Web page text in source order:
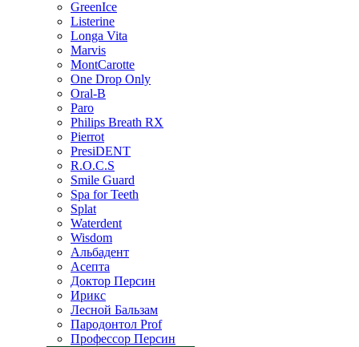
GreenIce
Listerine
Longa Vita
Marvis
MontCarotte
One Drop Only
Oral-B
Paro
Philips Breath RX
Pierrot
PresiDENT
R.O.C.S
Smile Guard
Spa for Teeth
Splat
Waterdent
Wisdom
Альбадент
Асепта
Доктор Персин
Ирикс
Лесной Бальзам
Пародонтол Prof
Профессор Персин